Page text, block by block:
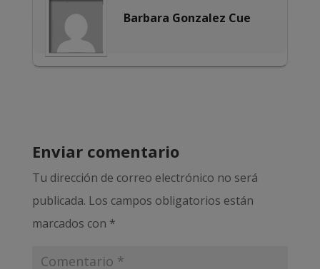
Barbara Gonzalez Cue
Enviar comentario
Tu dirección de correo electrónico no será
publicada. Los campos obligatorios están
marcados con *